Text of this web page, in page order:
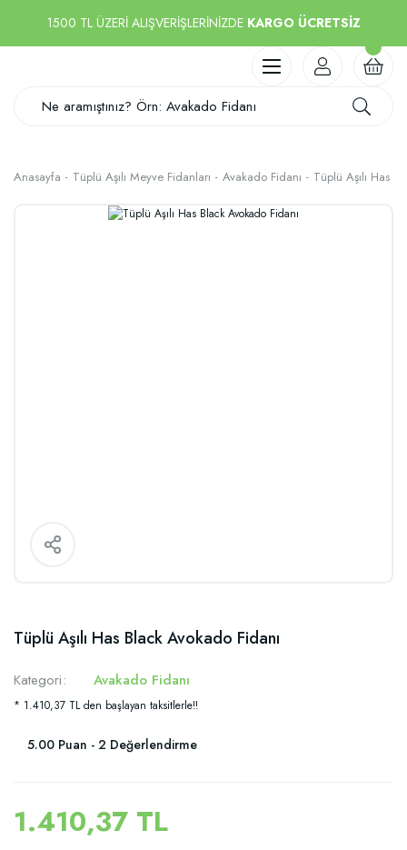
1500 TL ÜZERİ ALIŞVERİŞLERİNİZDE KARGO ÜCRETSİZ
Anasayfa Tüplü Aşılı Meyve Fidanları Avakado Fidanı Tüplü Aşılı Has
Tüplü Aşılı Has Black Avokado Fidanı
Kategori Avakado Fidanı
* 1.410,37 TL den başlayan taksitlerle!!
5.00 Puan - 2 Değerlendirme
1.410,37 TL